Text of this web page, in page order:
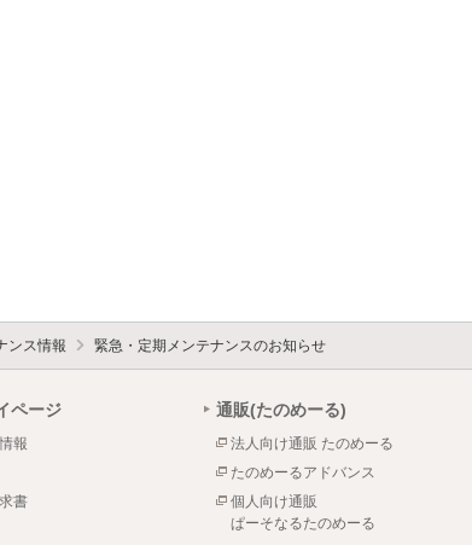
ンス情報 緊急・定期メンテナンスのお知らせ
ページ
報
書
通販(たのめーる)
法人向け通販 たのめーる
たのめーるアドバンス
個人向け通販
ぱーそなるたのめーる